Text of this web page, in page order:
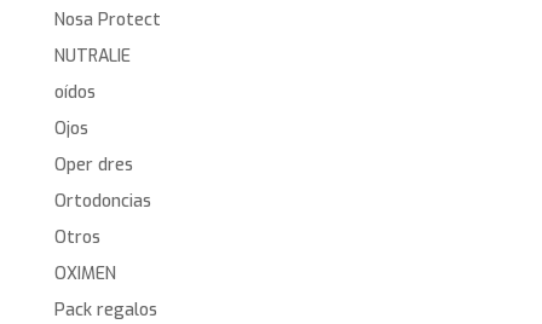
Nosa Protect
NUTRALIE
oídos
Ojos
Oper dres
Ortodoncias
Otros
OXIMEN
Pack regalos